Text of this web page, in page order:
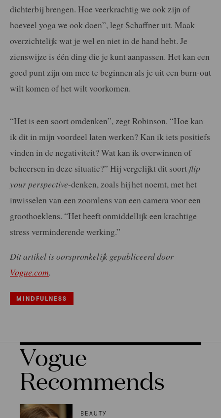
dichterbij brengen. Hoe veerkrachtig we ook zijn of
hoeveel yoga we ook doen”, legt Schaffner uit. Maak
overzichtelijk wat je wel en niet in de hand hebt. Je
zienswijze is één ding die je kunt aanpassen. Het kan een
goed punt zijn om mee te beginnen als je uit een burn-out
wilt komen of het wilt voorkomen.
“Het is een soort omdenken”, zegt Robinson. “Hoe kan
ik dit in mijn voordeel laten werken? Kan ik iets positiefs
vinden in de negativiteit? Wat kan ik overwinnen of
beheersen in deze situatie?” Hij vergelijkt dit soort flip
your perspective-denken, zoals hij het noemt, met het
inwisselen van een zoomlens van een camera voor een
groothoeklens. “Het heeft onmiddellijk een krachtige
stress verminderende werking.”
Dit artikel is oorspronkelijk gepubliceerd door
Vogue.com.
MINDFULNESS
Vogue
Recommends
BEAUTY